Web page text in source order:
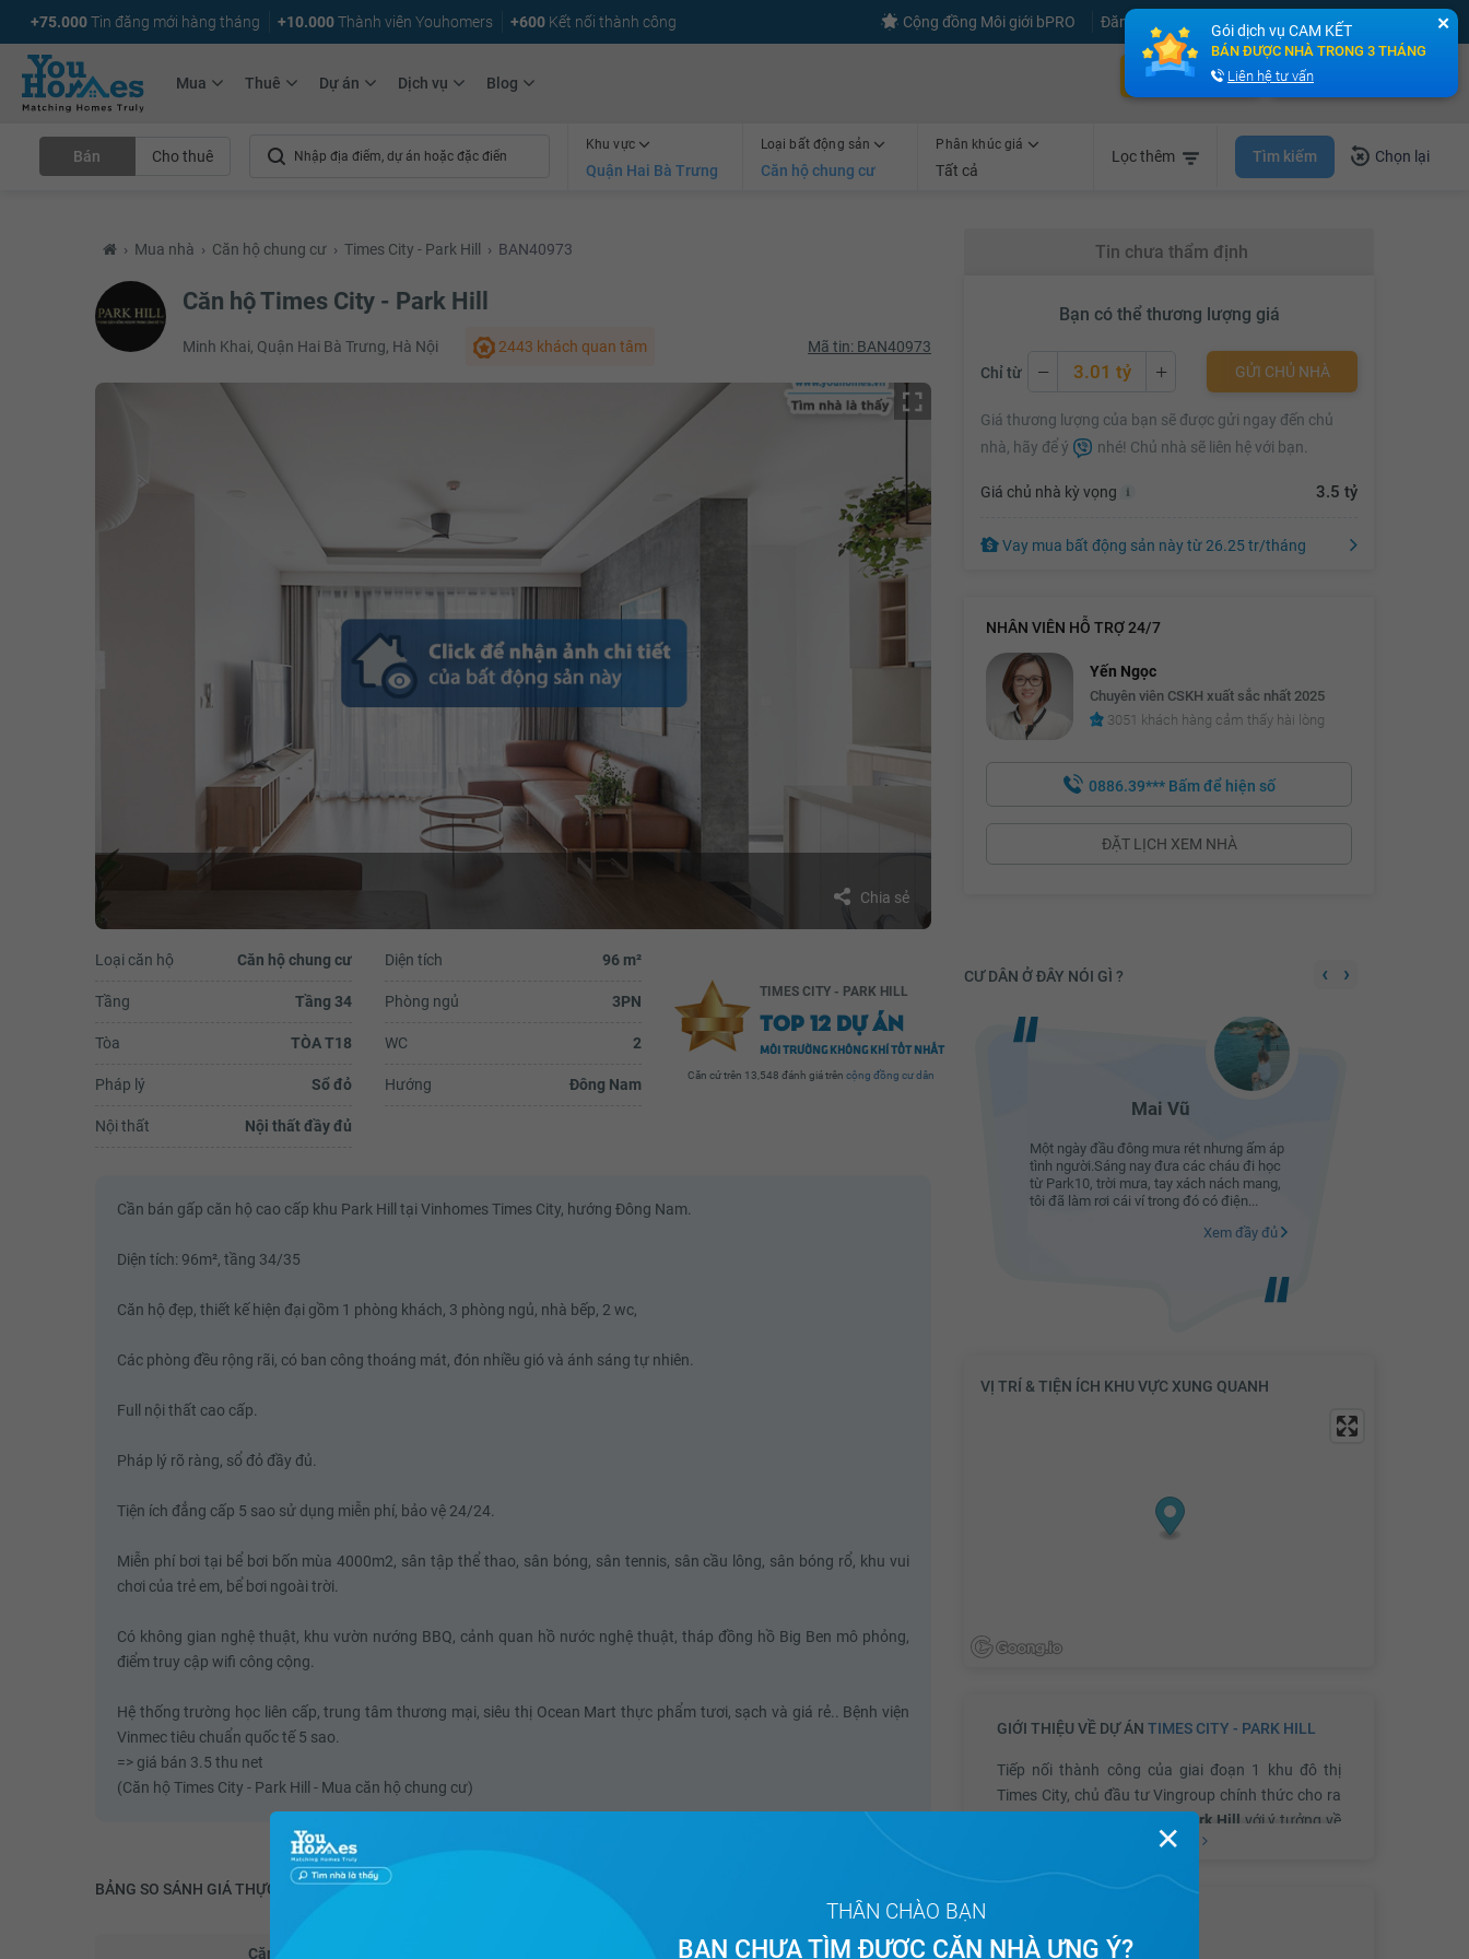
+75.000Tin đăng mới hàng tháng +10.000Thành viên Youhomers +600 Kết nối thành công Cộng đồng Môi giới bPRO Đăng tin miễn phí Đăng ký Đăng nhập
Mua Thuê Dự án Dịch vụ Blog Bán nhà nhanh Cho thuê nhà nhanh
Bán Cho thuê
Khu vực
Quận Hai Bà Trưng
Loại bất động sản
Căn hộ chung cư
Phân khúc giá
Tất cả
Lọc thêm Tìm kiếm Chọn lại
› Mua nhà › Căn hộ chung cư › Times City - Park Hill › BAN40973
Căn hộ Times City - Park Hill
Minh Khai, Quận Hai Bà Trưng, Hà Nội 2443 khách quan tâm Mã tin: BAN40973
Chia sẻ
Loại căn hộ Căn hộ chung cư
Tầng Tầng 34
Tòa TÒA T18
Pháp lý Sổ đỏ
Nội thất Nội thất đầy đủ
Diện tích 96 m²
Phòng ngủ 3PN
WC 2
Hướng Đông Nam
TIMES CITY - PARK HILL
TOP 12 DỰ ÁN
MÔI TRƯỜNG KHÔNG KHÍ TỐT NHẤT
Căn cứ trên 13,548 đánh giá trên cộng đồng cư dân
Cần bán gấp căn hộ cao cấp khu Park Hill tại Vinhomes Times City, hướng Đông Nam.
Diện tích: 96m², tầng 34/35
Căn hộ đẹp, thiết kế hiện đại gồm 1 phòng khách, 3 phòng ngủ, nhà bếp, 2 wc,
Các phòng đều rộng rãi, có ban công thoáng mát, đón nhiều gió và ánh sáng tự nhiên.
Full nội thất cao cấp.
Pháp lý rõ ràng, sổ đỏ đầy đủ.
Tiện ích đẳng cấp 5 sao sử dụng miễn phí, bảo vệ 24/24.
Miễn phí bơi tại bể bơi bốn mùa 4000m2, sân tập thể thao, sân bóng, sân tennis, sân cầu lông, sân bóng rổ, khu vui
chơi của trẻ em, bể bơi ngoài trời.
Có không gian nghệ thuật, khu vườn nướng BBQ, cảnh quan hồ nước nghệ thuật, tháp đồng hồ Big Ben mô phỏng,
điểm truy cập wifi công cộng.
Hệ thống trường học liên cấp, trung tâm thương mại, siêu thị Ocean Mart thực phẩm tươi, sạch và giá rẻ.. Bệnh viện
Vinmec tiêu chuẩn quốc tế 5 sao.
=> giá bán 3.5 thu net
(Căn hộ Times City - Park Hill - Mua căn hộ chung cư)
BẢNG SO SÁNH GIÁ THỰC
Căn hộ Hướng ban công Diện tích Giá bán
Tin chưa thẩm định
Bạn có thể thương lượng giá
Chỉ từ 3.01 tỷ
3.01 tỷ
3.03 tỷ
3.05 tỷ
3.13 tỷ
3.15 tỷ
3.17 tỷ
3.21 tỷ
3.23 tỷ
3.25 tỷ
3.31 tỷ
3.41 tỷ
3.43 tỷ
GỬI CHỦ NHÀ
Giá thương lượng của bạn sẽ được gửi ngay đến chủ
nhà, hãy để ý
nhé! Chủ nhà sẽ liên hệ với bạn.
Giá chủ nhà kỳ vọng 3.5 tỷ
Vay mua bất động sản nàytừ26.25 tr/tháng
NHÂN VIÊN HỖ TRỢ 24/7
Yến Ngọc
Chuyên viên CSKH xuất sắc nhất 2025
3051 khách hàng cảm thấy hài lòng
0886.39*** Bấm để hiện số
ĐẶT LỊCH XEM NHÀ
CƯ DÂN Ở ĐÂY NÓI GÌ ?
tôi đã làm rơi cái ví trong đó có điện...
bv P5 - thì...
Mai Vũ
Một ngày đầu đông mưa rét nhưng ấm áp
tình người.Sáng nay đưa các cháu đi học
từ Park10, trời mưa, tay xách nách mang,
tôi đã làm rơi cái ví trong đó có điện...
Xem đầy đủ
‹ ›
VỊ TRÍ & TIỆN ÍCH KHU VỰC XUNG QUANH
GIỚI THIỆU VỀ DỰ ÁN TIMES CITY - PARK HILL
Tiếp nối thành công của giai đoạn 1 khu đô thị
Times City, chủ đầu tư Vingroup chính thức cho ra
Time City Park Hill với ý tưởng về
một khu đô thị sinh thái đẳng cấp, mang đậm
phong cách Singapore cùng tiêu chí về một phong
Xem thêm
✕
THÂN CHÀO BẠN
BẠN CHƯA TÌM ĐƯỢC CĂN NHÀ ƯNG Ý?
✕
Gói dịch vụ CAM KẾT
BÁN ĐƯỢC NHÀ TRONG 3 THÁNG
Liên hệ tư vấn